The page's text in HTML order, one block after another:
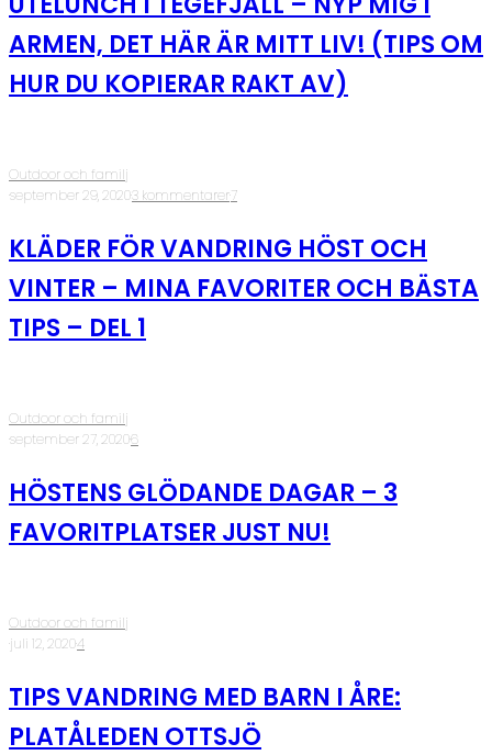
ARMEN, DET HÄR ÄR MITT LIV! (TIPS OM
HUR DU KOPIERAR RAKT AV)
Outdoor och familj
·september 29, 2020·3 kommentarer·7
KLÄDER FÖR VANDRING HÖST OCH
VINTER – MINA FAVORITER OCH BÄSTA
TIPS – DEL 1
Outdoor och familj
·september 27, 2020·6
HÖSTENS GLÖDANDE DAGAR – 3
FAVORITPLATSER JUST NU!
Outdoor och familj
·juli 12, 2020·4
TIPS VANDRING MED BARN I ÅRE:
PLATÅLEDEN OTTSJÖ